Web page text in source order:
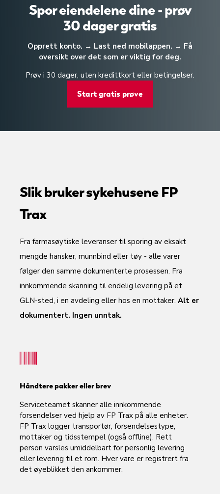
Spor eiendelene dine - prøv
30 dager gratis
Opprett konto. → Last ned mobilappen. → Få
oversikt over det som er viktig for deg.
Prøv i 30 dager, uten kredittkort eller betingelser.
Start gratis prøve
Slik bruker sykehusene FP
Trax
Fra farmasøytiske leveranser til sporing av eksakt
mengde hansker, munnbind eller tøy - alle varer
følger den samme dokumenterte prosessen. Fra
innkommende skanning til endelig levering på et
GLN-sted, i en avdeling eller hos en mottaker. Alt er
dokumentert. Ingen unntak.
Håndtere pakker eller brev
Serviceteamet skanner alle innkommende
forsendelser ved hjelp av FP Trax på alle enheter.
FP Trax logger transportør, forsendelsestype,
mottaker og tidsstempel (også offline). Rett
person varsles umiddelbart for personlig levering
eller levering til et rom. Hver vare er registrert fra
det øyeblikket den ankommer.